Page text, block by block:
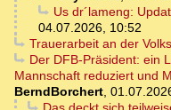
Us dr´lameng:
04.07.2026, 10:52
Trauerarbeit an der
Der DFB-Präsident: ein
Mannschaft reduziert und
BerndBorchert,